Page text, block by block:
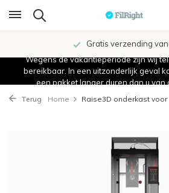
Gratis verzending
Wegens de vakantieperiode zijn wij
bereikbaar. In een uitzonderlijk geval
een pakket langer duren dan u van
Terug Home Raise3D onderkast voor